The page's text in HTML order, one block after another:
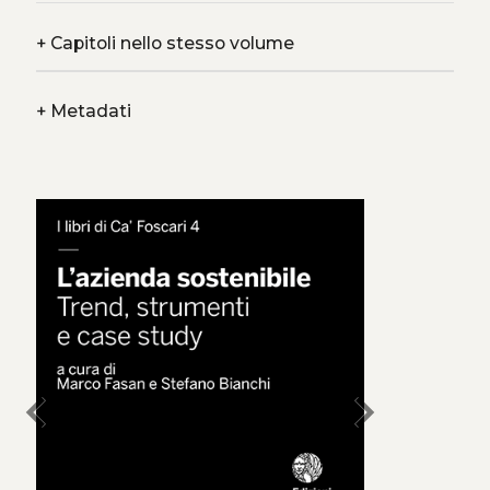
+Capitoli nello stesso volume
+Metadati
chevron_left chevron_right